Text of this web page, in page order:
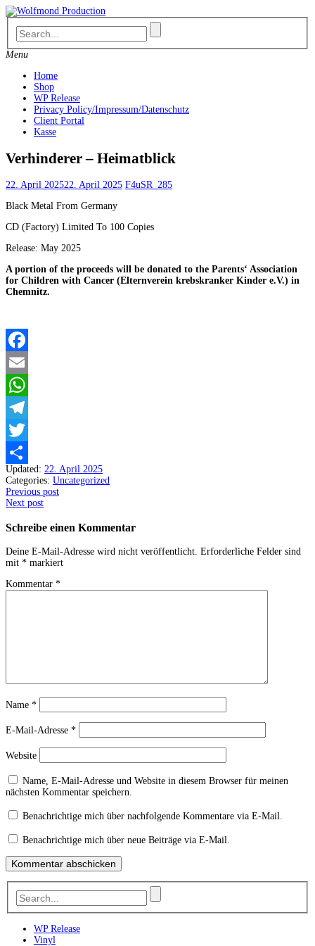
Skip
to
content
Menu
Home
Shop
WP Release
Privacy Policy/Impressum/Datenschutz
Client Portal
Kasse
Verhinderer – Heimatblick
22. April 202522. April 2025 F4uSR_285
Black Metal From Germany
CD (Factory) Limited To 100 Copies
Release: May 2025
A portion of the proceeds will be donated to the Parents‘ Association
for Children with Cancer (Elternverein krebskranker Kinder e.V.) in
Chemnitz.
Facebook
Email
WhatsApp
Telegram
Twitter
Teilen
Updated: 22. April 2025
Categories: Uncategorized
Post
navigation
Previous post
Next post
Schreibe einen Kommentar
Deine E-Mail-Adresse wird nicht veröffentlicht. Erforderliche Felder sind
mit * markiert
Kommentar *
Name *
E-Mail-Adresse *
Website
Name, E-Mail-Adresse und Website in diesem Browser für meinen
nächsten Kommentar speichern.
Benachrichtige mich über nachfolgende Kommentare via E-Mail.
Benachrichtige mich über neue Beiträge via E-Mail.
WP Release
Vinyl